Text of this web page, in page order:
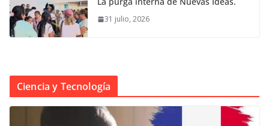
31 julio, 2026
Ciencia y Tecnología